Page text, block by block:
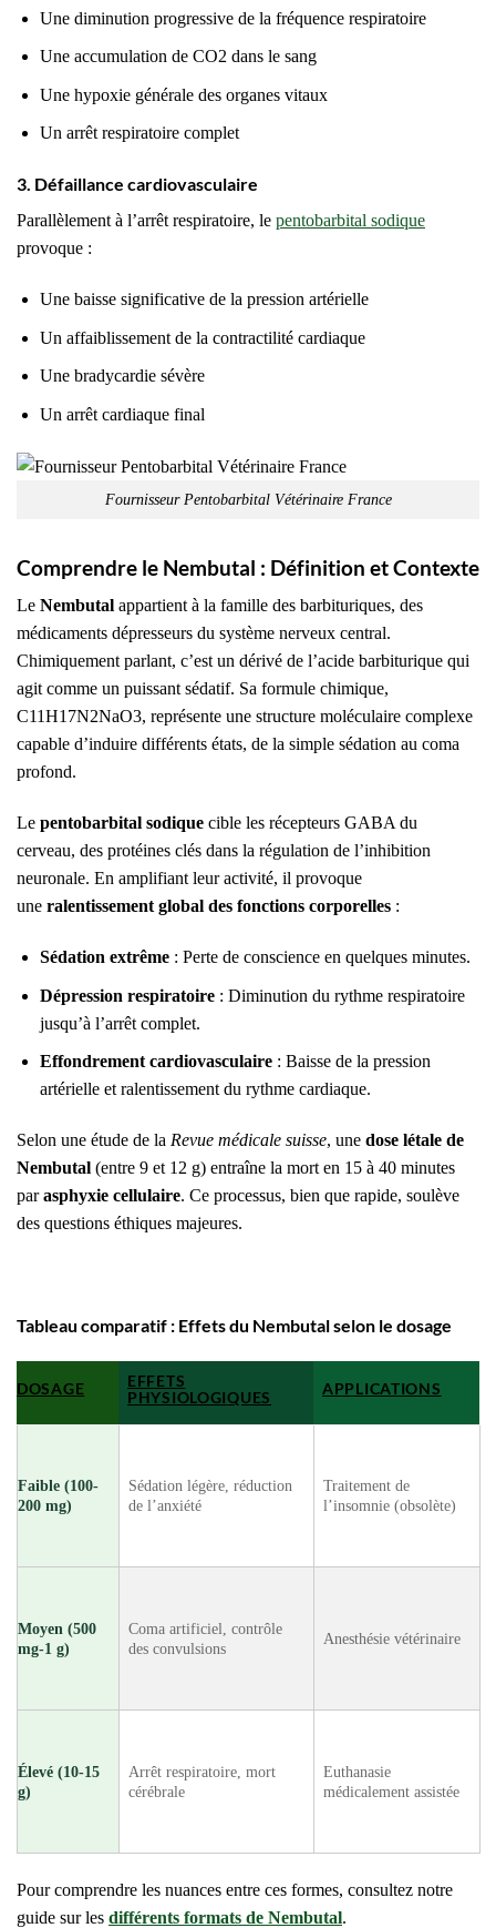
Une diminution progressive de la fréquence respiratoire
Une accumulation de CO2 dans le sang
Une hypoxie générale des organes vitaux
Un arrêt respiratoire complet
3. Défaillance cardiovasculaire
Parallèlement à l’arrêt respiratoire, le pentobarbital sodique
provoque :
Une baisse significative de la pression artérielle
Un affaiblissement de la contractilité cardiaque
Une bradycardie sévère
Un arrêt cardiaque final
Fournisseur Pentobarbital Vétérinaire France
Comprendre le Nembutal : Définition et Contexte
Le Nembutal appartient à la famille des barbituriques, des
médicaments dépresseurs du système nerveux central.
Chimiquement parlant, c’est un dérivé de l’acide barbiturique qui
agit comme un puissant sédatif. Sa formule chimique,
C11H17N2NaO3, représente une structure moléculaire complexe
capable d’induire différents états, de la simple sédation au coma
profond.
Le pentobarbital sodique cible les récepteurs GABA du
cerveau, des protéines clés dans la régulation de l’inhibition
neuronale. En amplifiant leur activité, il provoque
une ralentissement global des fonctions corporelles :
Sédation extrême: Perte de conscience en quelques minutes.
Dépression respiratoire: Diminution du rythme respiratoire
jusqu’à l’arrêt complet.
Effondrement cardiovasculaire: Baisse de la pression
artérielle et ralentissement du rythme cardiaque.
Selon une étude de la Revue médicale suisse, une dose létale de
Nembutal (entre 9 et 12 g) entraîne la mort en 15 à 40 minutes
parasphyxie cellulaire. Ce processus, bien que rapide, soulève
des questions éthiques majeures.
Tableau comparatif : Effets du Nembutal selon le dosage
DOSAGE
EFFETS
PHYSIOLOGIQUES
APPLICATIONS
Faible (100-
200 mg)
Sédation légère, réduction
de l’anxiété
Traitement de
l’insomnie (obsolète)
Moyen (500
mg-1 g)
Coma artificiel, contrôle
des convulsions
Anesthésie vétérinaire
Élevé (10-15
g)
Arrêt respiratoire, mort
cérébrale
Euthanasie
médicalement assistée
Pour comprendre les nuances entre ces formes, consultez notre
guide sur les différents formats de Nembutal.